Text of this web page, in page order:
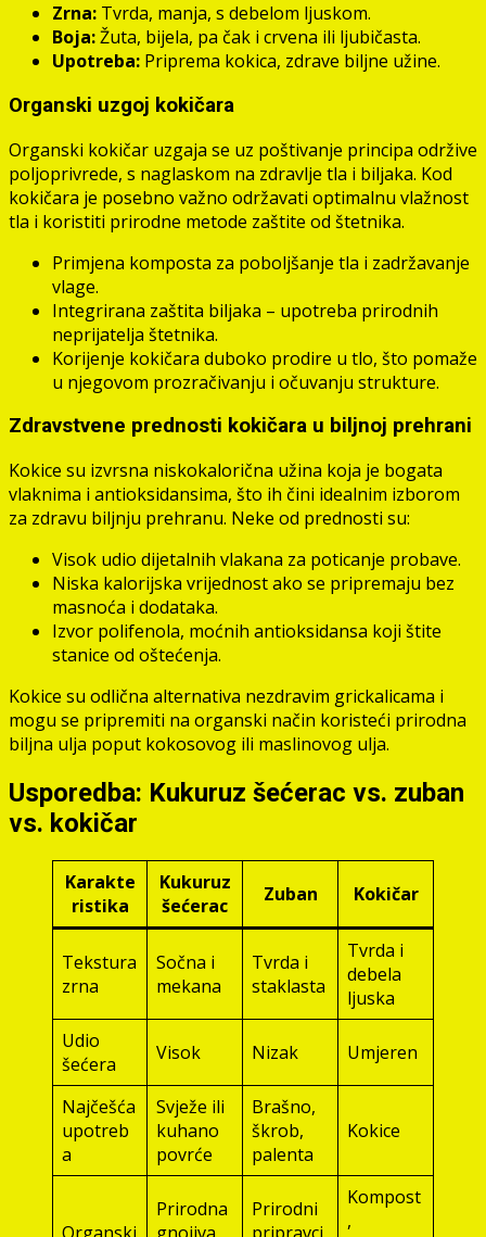
Zrna: Tvrda, manja, s debelom ljuskom.
Boja:Žuta, bijela, pa čak i crvena ili ljubičasta.
Upotreba: Priprema kokica, zdrave biljne užine.
Organski uzgoj kokičara
Organski kokičar uzgaja se uz poštivanje principa održive
poljoprivrede, s naglaskom na zdravlje tla i biljaka. Kod
kokičara je posebno važno održavati optimalnu vlažnost
tla i koristiti prirodne metode zaštite od štetnika.
Primjena komposta za poboljšanje tla i zadržavanje
vlage.
Integrirana zaštita biljaka – upotreba prirodnih
neprijatelja štetnika.
Korijenje kokičara duboko prodire u tlo, što pomaže
u njegovom prozračivanju i očuvanju strukture.
Zdravstvene prednosti kokičara u biljnoj prehrani
Kokice su izvrsna niskokalorična užina koja je bogata
vlaknima i antioksidansima, što ih čini idealnim izborom
za zdravu biljnju prehranu. Neke od prednosti su:
Visok udio dijetalnih vlakana za poticanje probave.
Niska kalorijska vrijednost ako se pripremaju bez
masnoća i dodataka.
Izvor polifenola, moćnih antioksidansa koji štite
stanice od oštećenja.
Kokice su odlična alternativa nezdravim grickalicama i
mogu se pripremiti na organski način koristeći prirodna
biljna ulja poput kokosovog ili maslinovog ulja.
Usporedba: Kukuruz šećerac vs. zuban
vs. kokičar
Karakte
ristika
Kukuruz
šećerac
Zuban Kokičar
Tekstura
zrna
Sočna i
mekana
Tvrda i
staklasta
Tvrda i
debela
ljuska
Udio
šećera
Visok Nizak Umjeren
Najčešća
upotreb
a
Svježe ili
kuhano
povrće
Brašno,
škrob,
palenta
Kokice
Prirodna
Prirodni
Kompost
,